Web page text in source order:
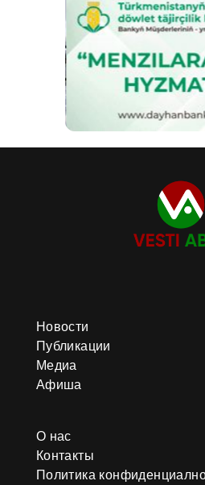
Новости
Публикации
Медиа
Афиша
О нас
Контакты
Политика